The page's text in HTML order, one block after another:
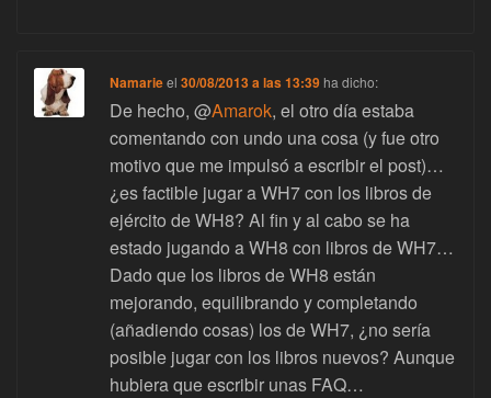
Namarieel30/08/2013 a las 13:39 ha dicho:
De hecho, @Amarok, el otro día estaba
comentando con undo una cosa (y fue otro
motivo que me impulsó a escribir el post)…
¿es factible jugar a WH7 con los libros de
ejército de WH8? Al fin y al cabo se ha
estado jugando a WH8 con libros de WH7…
Dado que los libros de WH8 están
mejorando, equilibrando y completando
(añadiendo cosas) los de WH7, ¿no sería
posible jugar con los libros nuevos? Aunque
hubiera que escribir unas FAQ…